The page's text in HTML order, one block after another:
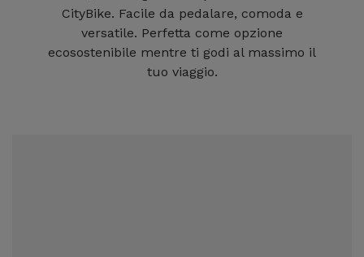
CityBike. Facile da pedalare, comoda e
versatile. Perfetta come opzione
ecosostenibile mentre ti godi al massimo il
tuo viaggio.